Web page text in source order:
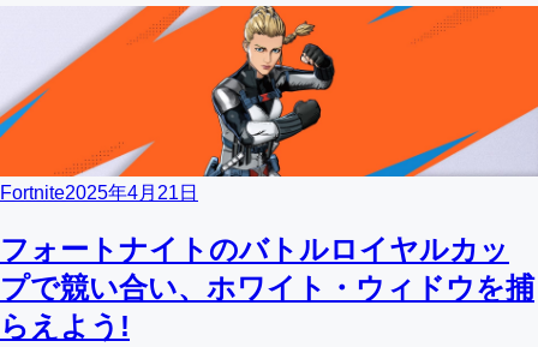
Fortnite2025年4月21日
フォートナイトのバトルロイヤルカッ
プで競い合い、ホワイト・ウィドウを捕
らえよう!